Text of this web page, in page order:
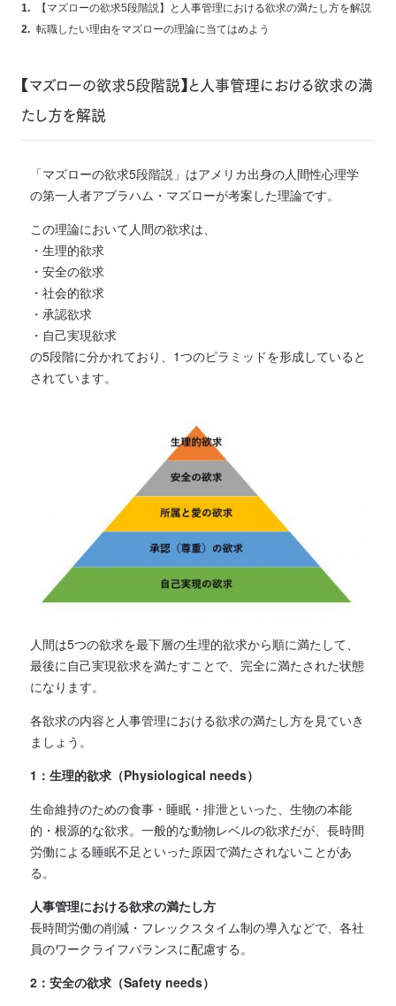
【マズローの欲求5段階説】と人事管理における欲求の満たし方を解説
転職したい理由をマズローの理論に当てはめよう
【マズローの欲求5段階説】と人事管理における欲求の満
たし方を解説
「マズローの欲求5段階説」はアメリカ出身の人間性心理学
の第一人者アブラハム・マズローが考案した理論です。
この理論において人間の欲求は、
・生理的欲求
・安全の欲求
・社会的欲求
・承認欲求
・自己実現欲求
の5段階に分かれており、1つのピラミッドを形成していると
されています。
人間は5つの欲求を最下層の生理的欲求から順に満たして、
最後に自己実現欲求を満たすことで、完全に満たされた状態
になります。
各欲求の内容と人事管理における欲求の満たし方を見ていき
ましょう。
1：生理的欲求（Physiological needs）
生命維持のための食事・睡眠・排泄といった、生物の本能
的・根源的な欲求。一般的な動物レベルの欲求だが、長時間
労働による睡眠不足といった原因で満たされないことがあ
る。
人事管理における欲求の満たし方
長時間労働の削減・フレックスタイム制の導入などで、各社
員のワークライフバランスに配慮する。
2：安全の欲求（Safety needs）